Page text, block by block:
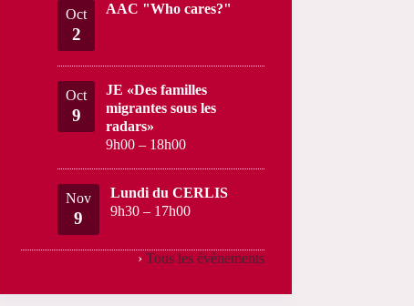
Oct
2
AAC "Who cares?"
Oct
9
JE «Des familles
migrantes sous les
radars»
9h00 – 18h00
Nov
9
Lundi du CERLIS
9h30 – 17h00
› Tous les évènements